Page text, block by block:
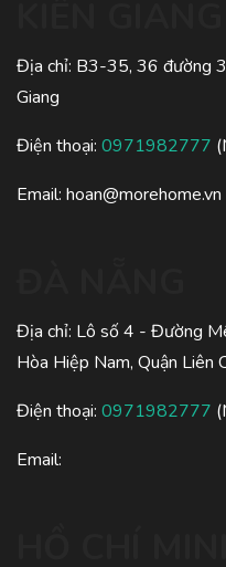
Địa chỉ: B3-35, 36 đường 3
Giang
Điện thoại: 0971982777
Email: hoan@morehome.vn
Địa chỉ: Lô số 4 - Đường
Hòa Hiệp Nam, Quận Liên
Điện thoại: 0971982777
Email: